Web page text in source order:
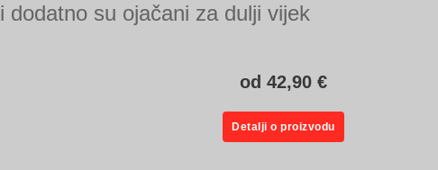
su ojačani za dulji vijek
od 42,90 €
Detalji o proizvodu